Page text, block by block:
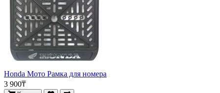
Honda Мото Рамка для номера
3 900₸